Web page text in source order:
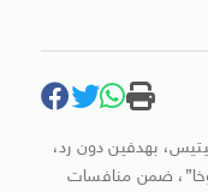
بهدفين دون رد،
ضمن منافسات